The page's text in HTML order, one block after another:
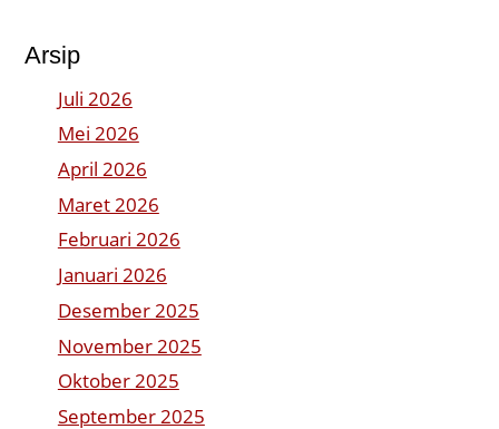
Arsip
Juli 2026
Mei 2026
April 2026
Maret 2026
Februari 2026
Januari 2026
Desember 2025
November 2025
Oktober 2025
September 2025